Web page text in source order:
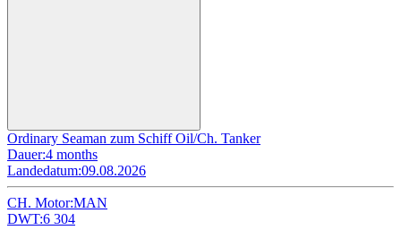
Ordinary Seaman zum Schiff Oil/Ch. Tanker
Dauer:4 months
Landedatum:09.08.2026
CH. Motor:MAN
DWT:6 304